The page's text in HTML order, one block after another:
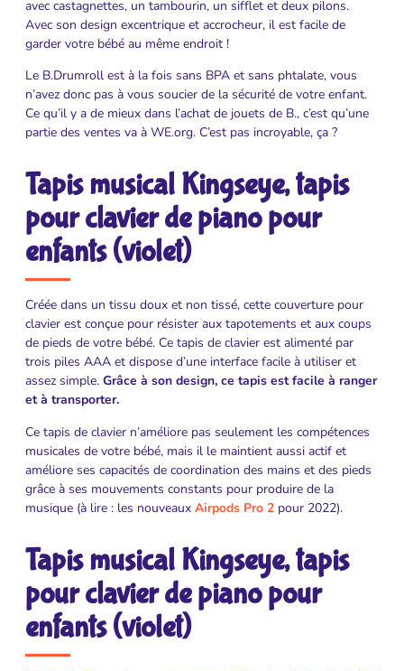
avec castagnettes, un tambourin, un sifflet et deux pilons.
Avec son design excentrique et accrocheur, il est facile de
garder votre bébé au même endroit !
Le B.Drumroll est à la fois sans BPA et sans phtalate, vous
n’avez donc pas à vous soucier de la sécurité de votre enfant.
Ce qu’il y a de mieux dans l’achat de jouets de B., c’est qu’une
partie des ventes va à WE.org. C’est pas incroyable, ça ?
Tapis musical Kingseye, tapis
pour clavier de piano pour
enfants (violet)
Créée dans un tissu doux et non tissé, cette couverture pour
clavier est conçue pour résister aux tapotements et aux coups
de pieds de votre bébé. Ce tapis de clavier est alimenté par
trois piles AAA et dispose d’une interface facile à utiliser et
assez simple. Grâce à son design, ce tapis est facile à ranger
et à transporter.
Ce tapis de clavier n’améliore pas seulement les compétences
musicales de votre bébé, mais il le maintient aussi actif et
améliore ses capacités de coordination des mains et des pieds
grâce à ses mouvements constants pour produire de la
musique (à lire : les nouveaux Airpods Pro 2 pour 2022).
Tapis musical Kingseye, tapis
pour clavier de piano pour
enfants (violet)